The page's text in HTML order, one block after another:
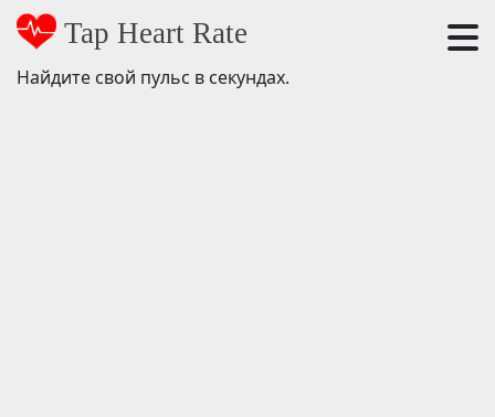
Tap Heart Rate
Найдите свой пульс в секундах.